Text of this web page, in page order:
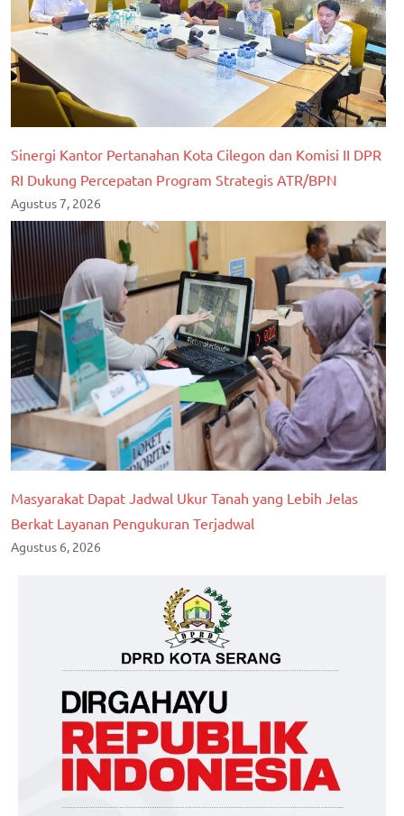
Sinergi Kantor Pertanahan Kota Cilegon dan Komisi II DPR
RI Dukung Percepatan Program Strategis ATR/BPN
Agustus 7, 2026
Masyarakat Dapat Jadwal Ukur Tanah yang Lebih Jelas
Berkat Layanan Pengukuran Terjadwal
Agustus 6, 2026